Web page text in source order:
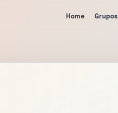
Home Grupos